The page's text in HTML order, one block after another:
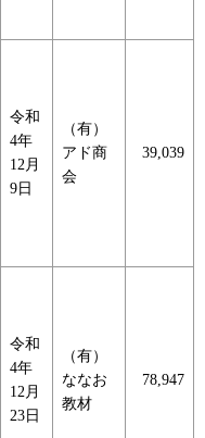
令和
4年
12月
9日
（有）
アド商
会
39,039
令和
4年
12月
23日
（有）
ななお
教材
78,947